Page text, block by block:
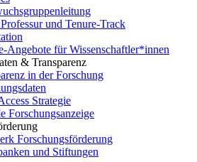
und Tenure-Track
Angebote für Wissenschaftler*innen
& Transparenz
in der Forschung
Strategie
Forschungsanzeige
Forschungsförderung
und Stiftungen